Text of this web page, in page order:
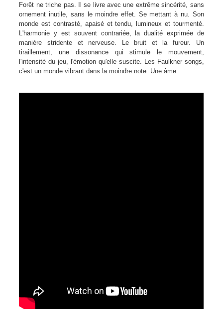
Forêt ne triche pas. Il se livre avec une extrême sincérité, sans
ornement inutile, sans le moindre effet. Se mettant à nu. Son
monde est contrasté, apaisé et tendu, lumineux et tourmenté.
L'harmonie y est souvent contrariée, la dualité exprimée de
manière stridente et nerveuse. Le bruit et la fureur. Un
tiraillement, une dissonance qui stimule le mouvement,
l'intensité du jeu, l'émotion qu'elle suscite. Les Faulkner songs,
c'est un monde vibrant dans la moindre note. Une âme.